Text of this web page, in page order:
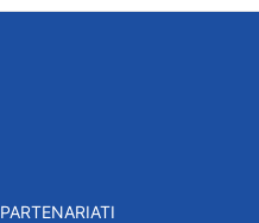
PARTENARIATI